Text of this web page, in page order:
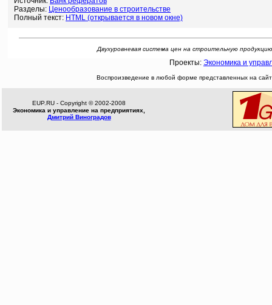
Разделы: Ценообразование в строительстве
Полный текст: HTML (открывается в новом окне)
Двухуровневая система цен на строительную
Проекты: Экономика и
Воспроизведение в любой форме представленных на
EUP.RU - Copyright © 2002-2008
Экономика и управление на предприятиях,
Дмитрий Виноградов